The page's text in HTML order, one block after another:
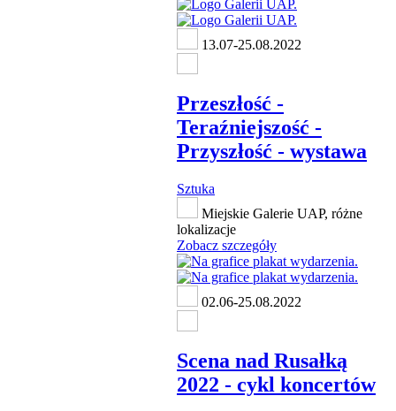
13.07-25.08.2022
Przeszłość -
Teraźniejszość -
Przyszłość - wystawa
Sztuka
Miejskie Galerie UAP, różne
lokalizacje
Zobacz szczegóły
02.06-25.08.2022
Scena nad Rusałką
2022 - cykl koncertów